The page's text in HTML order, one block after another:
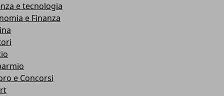
e tecnologia
e Finanza
e Concorsi